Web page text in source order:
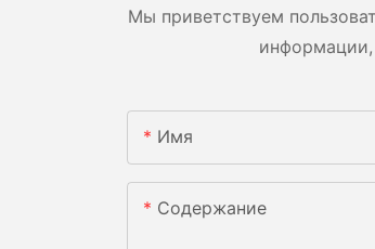
Мы приветствуем
Имя
Содержание